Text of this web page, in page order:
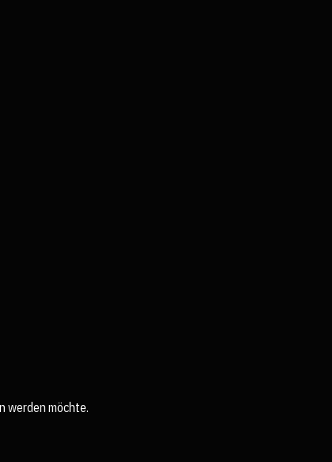
werden möchte.